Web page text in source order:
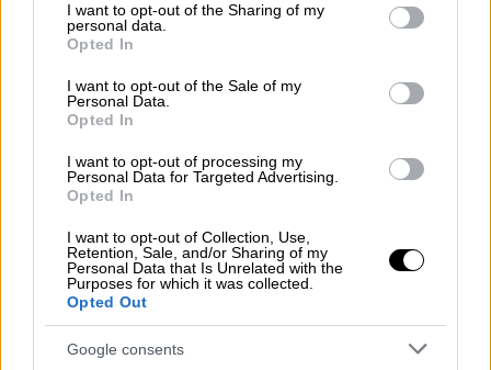
not limited to your visit or usage behaviour. You may click to
grant or deny consent to Google and its third-party tags to
use your data for below specified purposes in below Google
consent section.
I want to opt-out of the Sharing of my
personal data.
Opted In
I want to opt-out of the Sale of my
Personal Data.
Opted In
I want to opt-out of processing my
Personal Data for Targeted Advertising.
Opted In
I want to opt-out of Collection, Use,
Retention, Sale, and/or Sharing of my
Personal Data that Is Unrelated with the
Purposes for which it was collected.
Opted Out
Google consents
4 κουτ. σούπας ψιλοκομμένος δυόσμος
1 κουτ. σούπας ψιλοκομμένο
δεντρολίβανο
αλάτι, πιπέρι
Ανακατέψτε όλα τα υλικά και μαρινάρετε
στο μείγμα αυτό τα παϊδάκια για 30 λεπτά με
1 ώρα πριν τα ψήσετε.
Αρνίσια παϊδάκια με πέστο
αρωματικών
Για 4 μερίδες